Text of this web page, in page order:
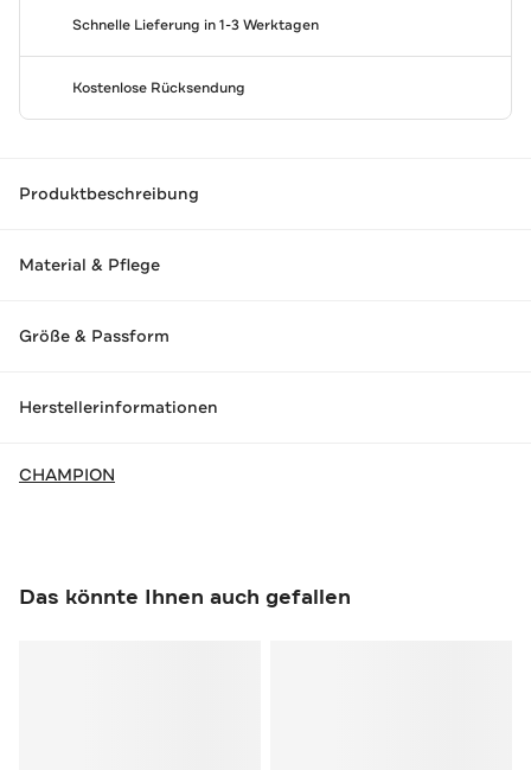
Schnelle Lieferung in 1-3 Werktagen
Kostenlose Rücksendung
Produktbeschreibung
Material & Pflege
Größe & Passform
Herstellerinformationen
CHAMPION
Das könnte Ihnen auch gefallen